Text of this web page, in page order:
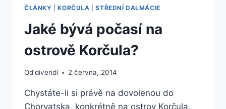
KORČULE?
ČLÁNKY |KORČULA |STŘEDNÍ DALMÁCIE
Jaké bývá počasí na
ostrově Korčula?
Oddivendi 2 června, 2014
Chystáte-li si právě na dovolenou do
Chorvatska, konkrétně na ostrov Korčula,